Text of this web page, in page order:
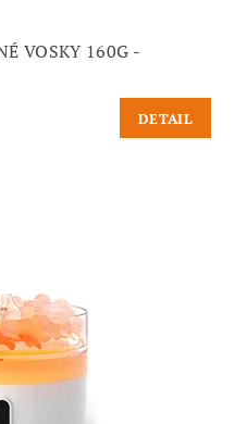
VOSKY 160G -
DETAIL